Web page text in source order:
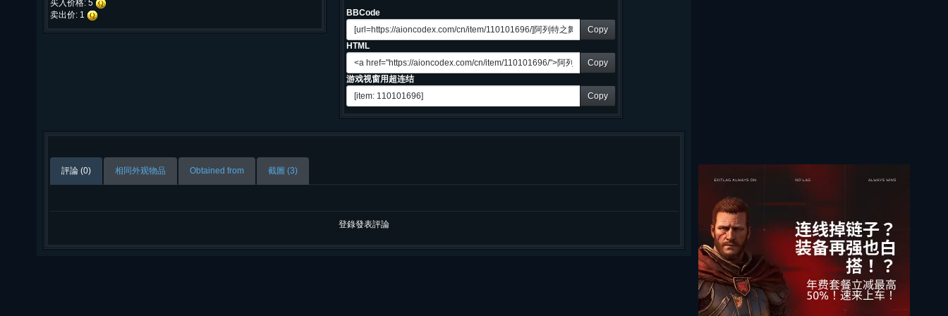
买入价格: 5
卖出价: 1
BBCode
Copy
HTML
Copy
游戏视窗用超连结
Copy
評論 (0) 相同外观物品 Obtained from 截圖 (3)
登錄發表評論